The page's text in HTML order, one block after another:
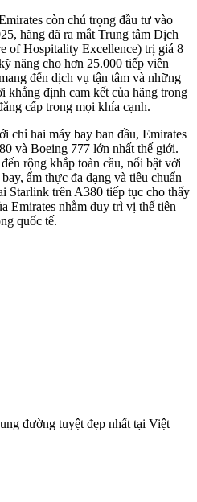
còn chú trọng đầu tư vào
hãng đã ra mắt Trung tâm Dịch
of Hospitality Excellence) trị giá 8
năng cho hơn 25.000 tiếp viên
đến dịch vụ tận tâm và những
khẳng định cam kết của hãng trong
cấp trong mọi khía cạnh.
chỉ hai máy bay ban đầu, Emirates
và Boeing 777 lớn nhất thế giới.
rộng khắp toàn cầu, nổi bật với
ẩm thực đa dạng và tiêu chuẩn
Starlink trên A380 tiếp tục cho thấy
Emirates nhằm duy trì vị thế tiên
quốc tế.
đường tuyệt đẹp nhất tại Việt